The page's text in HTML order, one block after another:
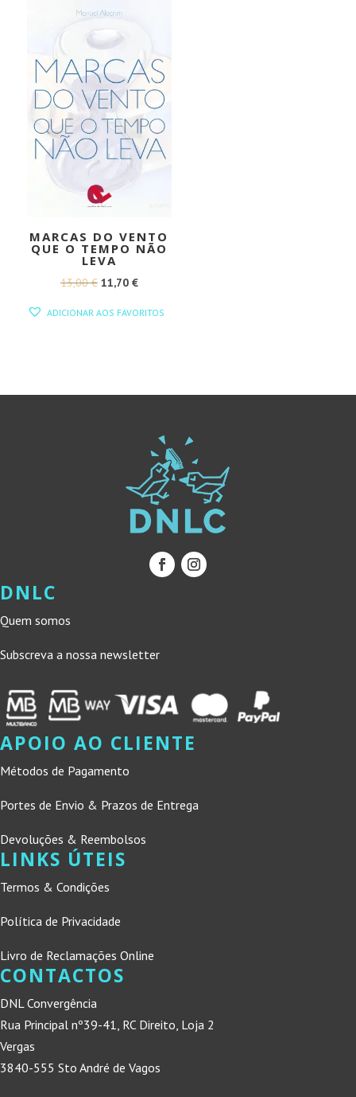
MARCAS DO VENTO
QUE O TEMPO NÃO
LEVA
13,00€ O
11,70 €O
ADICIONAR AOS FAVORITOS
DNLC
Quem somos
Subscreva a nossa newsletter
APOIO AO CLIENTE
Métodos de Pagamento
Portes de Envio & Prazos de Entrega
Devoluções & Reembolsos
LINKS ÚTEIS
Termos & Condições
Política de Privacidade
Livro de Reclamações Online
CONTACTOS
DNL Convergência
Rua Principal nº39-41, RC Direito, Loja 2
Vergas
3840-555 Sto André de Vagos